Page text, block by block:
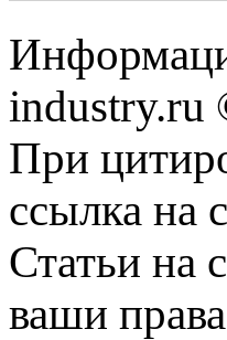
industry.ru
При
ссылка на
Статьи на
ваши